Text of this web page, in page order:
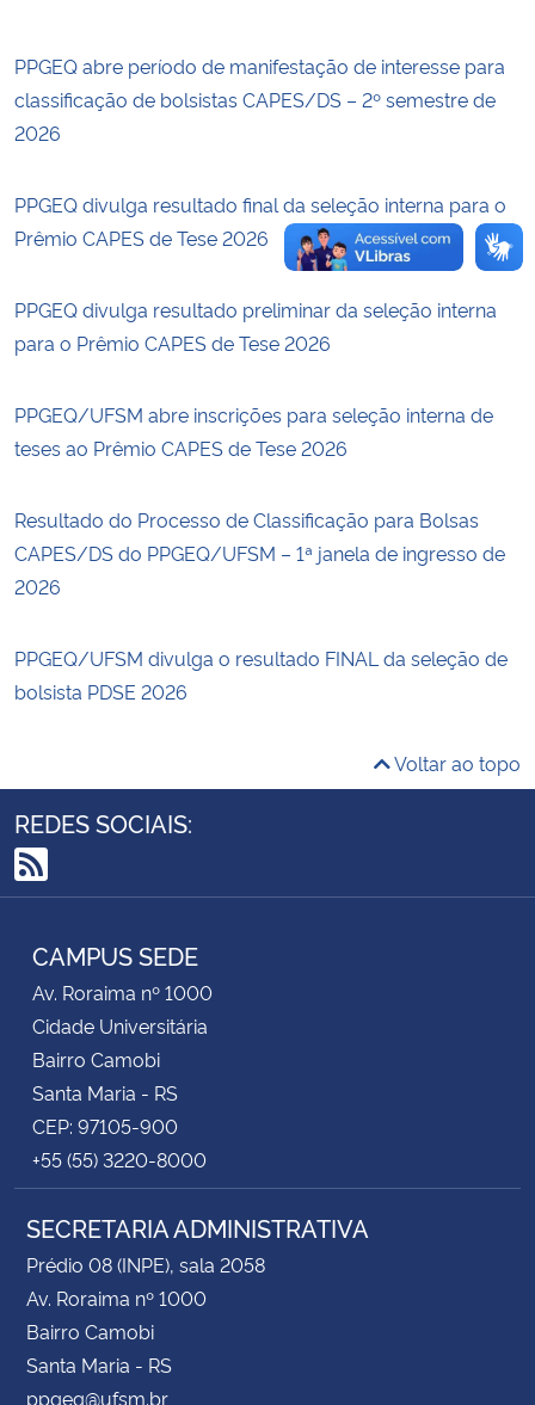
Banco Central do Brasil
PPGEQ abre período de manifestação de interesse para
classificação de bolsistas CAPES/DS – 2º semestre de
2026
PPGEQ divulga resultado final da seleção interna para o
Prêmio CAPES de Tese 2026
PPGEQ divulga resultado preliminar da seleção interna
para o Prêmio CAPES de Tese 2026
PPGEQ/UFSM abre inscrições para seleção interna de
teses ao Prêmio CAPES de Tese 2026
Resultado do Processo de Classificação para Bolsas
CAPES/DS do PPGEQ/UFSM – 1ª janela de ingresso de
2026
PPGEQ/UFSM divulga o resultado FINAL da seleção de
bolsista PDSE 2026
Voltar ao topo
REDES SOCIAIS:
RSS
CAMPUS SEDE
Av. Roraima nº 1000
Cidade Universitária
Bairro Camobi
Santa Maria - RS
CEP: 97105-900
+55 (55) 3220-8000
SECRETARIA ADMINISTRATIVA
Prédio 08 (INPE), sala 2058
Av. Roraima nº 1000
Bairro Camobi
Santa Maria - RS
ppgeq@ufsm.br